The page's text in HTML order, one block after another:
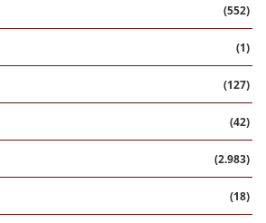
(552)
(1)
(127)
(42)
(2.983)
(18)